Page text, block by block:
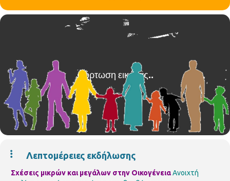
Λεπτομέρειες εκδήλωσης
Σχέσεις μικρών και μεγάλων στην ΟικογένειαΑνοιχτή